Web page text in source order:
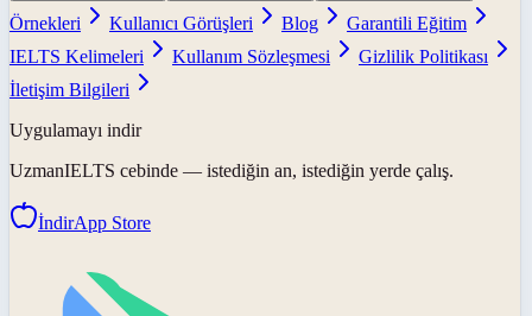
Örnekleri
Kullanıcı Görüşleri Blog
Garantili Eğitim
IELTS Kelimeleri
Kullanım Sözleşmesi
Gizlilik Politikası
İletişim Bilgileri
Uygulamayı indir
UzmanIELTS cebinde — istediğin an, istediğin yerde çalış.
İndirApp Store